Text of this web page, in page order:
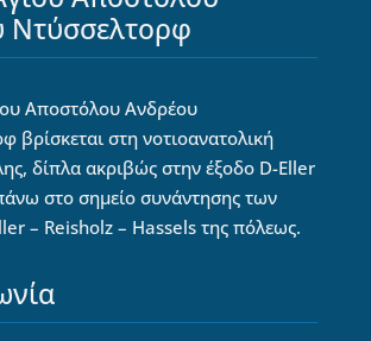
Ντύσσελτορφ
Αποστόλου Ανδρέου
βρίσκεται στη νοτιοανατολική
δίπλα ακριβώς στην έξοδο D-Eller
στο σημείο συνάντησης των
– Reisholz – Hassels της πόλεως.